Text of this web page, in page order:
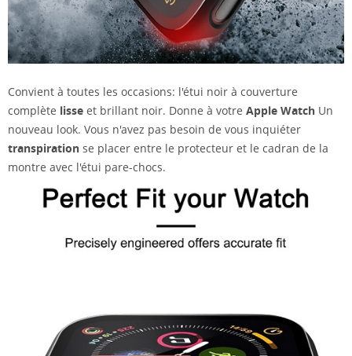
Convient à toutes les occasions: l'étui noir à couverture
complète lisse et brillant noir. Donne à votre Apple Watch Un
nouveau look. Vous n'avez pas besoin de vous inquiéter
transpiration se placer entre le protecteur et le cadran de la
montre avec l'étui pare-chocs.